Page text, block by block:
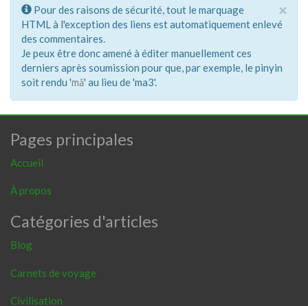
×
Pour des raisons de sécurité, tout le marquage
HTML à l'exception des liens est automatiquement enlevé
des commentaires.
Je peux être donc amené à éditer manuellement ces
derniers après soumission pour que, par exemple, le pinyin
soit rendu 'mǎ' au lieu de 'ma3'.
Pages principales
Accueil
À propos
Catégories d'articles
Blog
Carnets de voyage
Civilisation